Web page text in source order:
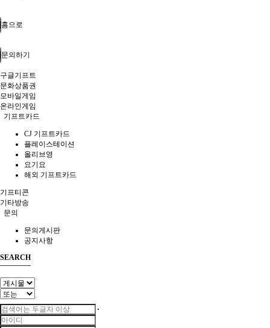
홈으로
문의하기
구글기프트
문화상품권
모바일게임
온라인게임
기프트카드
CJ 기프트카드
플레이스테이션
올리브영
요기요
해외 기프트카드
기프티콘
기타방송
문의
문의게시판
공지사항
SEARCH